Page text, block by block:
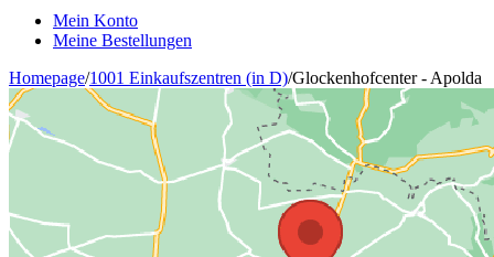
Mein Konto
Meine Bestellungen
Homepage/1001 Einkaufszentren (in D)/Glockenhofcenter - Apolda